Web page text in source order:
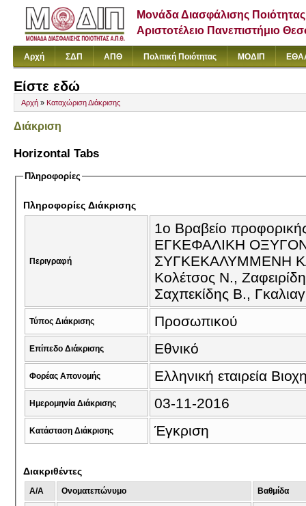
Μονάδα Διασφάλισης Ποιότητας
Αριστοτέλειο Πανεπιστήμιο
Αρχή ΣΔΠ ΑΠΘ Πολιτική Ποιότητας ΜΟΔΙΠ
Είστε εδώ
Αρχή » Καταχώριση Διάκρισης
Διάκριση
Horizontal Tabs
Πληροφορίες
Πληροφορίες Διάκρισης
Περιγραφή
1o Βραβείο
ΕΓΚΕΦΑΛΙΚΗ
ΣΥΓΚΕΚΑΛΥΜΜΕΝΗ
Κολέτσος N.,
Σαχπεκίδης Β.,
Τύπος Διάκρισης Προσωπικού
Επίπεδο Διάκρισης Εθνικό
Φορέας Απονομής Ελληνική εταιρεία
Ημερομηνία Διάκρισης 03-11-2016
Κατάσταση Διάκρισης Έγκριση
Διακριθέντες
A/A Ονοματεπώνυμο Βαθμίδα